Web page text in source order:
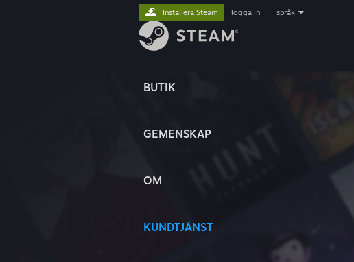
BUTIK
GEMENSKAP
OM
KUNDTJÄNST
Installera Steam logga in språk